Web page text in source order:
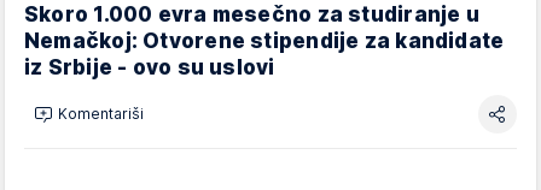
Skoro 1.000 evra mesečno za studiranje u
Nemačkoj: Otvorene stipendije za kandidate
iz Srbije - ovo su uslovi
Komentariši